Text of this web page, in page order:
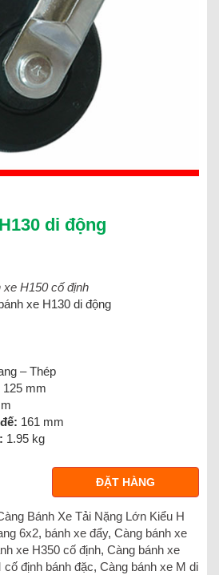
di động
xe H150 cố định
xe H130 di động
– Thép
125 mm
161 mm
1.95 kg
ĐẶT HÀNG
Bánh Xe Tải Nặng Lớn Kiểu H
6x2, bánh xe đẩy, Càng bánh xe
xe H350 cố định, Càng bánh xe
định bánh đặc, Càng bánh xe M di